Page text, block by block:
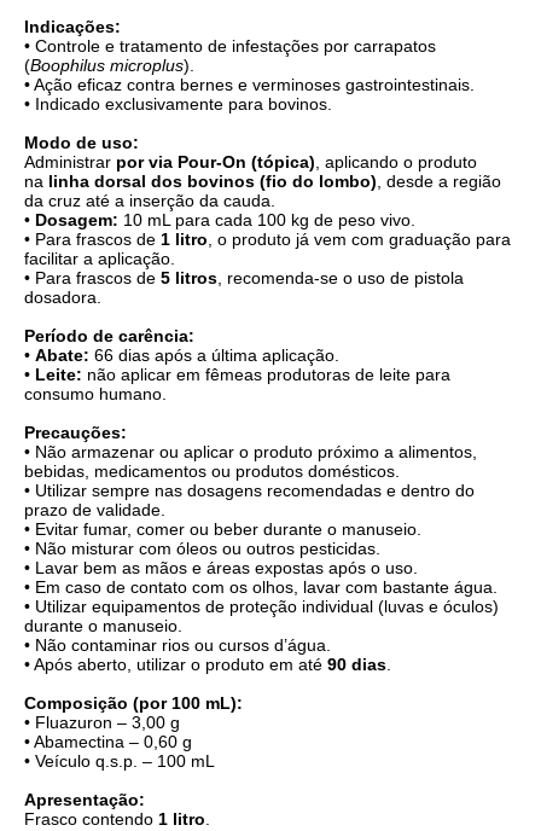
Indicações:
• Controle e tratamento de infestações por carrapatos
(Boophilus microplus).
• Ação eficaz contra bernes e verminoses gastrointestinais.
• Indicado exclusivamente para bovinos.
Modo de uso:
Administrar por via Pour-On (tópica), aplicando o produto
na linha dorsal dos bovinos (fio do lombo), desde a região
da cruz até a inserção da cauda.
• Dosagem: 10 mL para cada 100 kg de peso vivo.
• Para frascos de 1 litro, o produto já vem com graduação para
facilitar a aplicação.
• Para frascos de 5 litros, recomenda-se o uso de pistola
dosadora.
Período de carência:
• Abate: 66 dias após a última aplicação.
• Leite: não aplicar em fêmeas produtoras de leite para
consumo humano.
Precauções:
• Não armazenar ou aplicar o produto próximo a alimentos,
bebidas, medicamentos ou produtos domésticos.
• Utilizar sempre nas dosagens recomendadas e dentro do
prazo de validade.
• Evitar fumar, comer ou beber durante o manuseio.
• Não misturar com óleos ou outros pesticidas.
• Lavar bem as mãos e áreas expostas após o uso.
• Em caso de contato com os olhos, lavar com bastante água.
• Utilizar equipamentos de proteção individual (luvas e óculos)
durante o manuseio.
• Não contaminar rios ou cursos d’água.
• Após aberto, utilizar o produto em até 90 dias.
Composição (por 100 mL):
• Fluazuron – 3,00 g
• Abamectina – 0,60 g
• Veículo q.s.p. – 100 mL
Apresentação:
Frasco contendo 1 litro.